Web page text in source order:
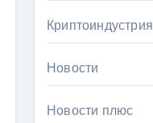
Криптоиндустрия
Новости
Новости плюс